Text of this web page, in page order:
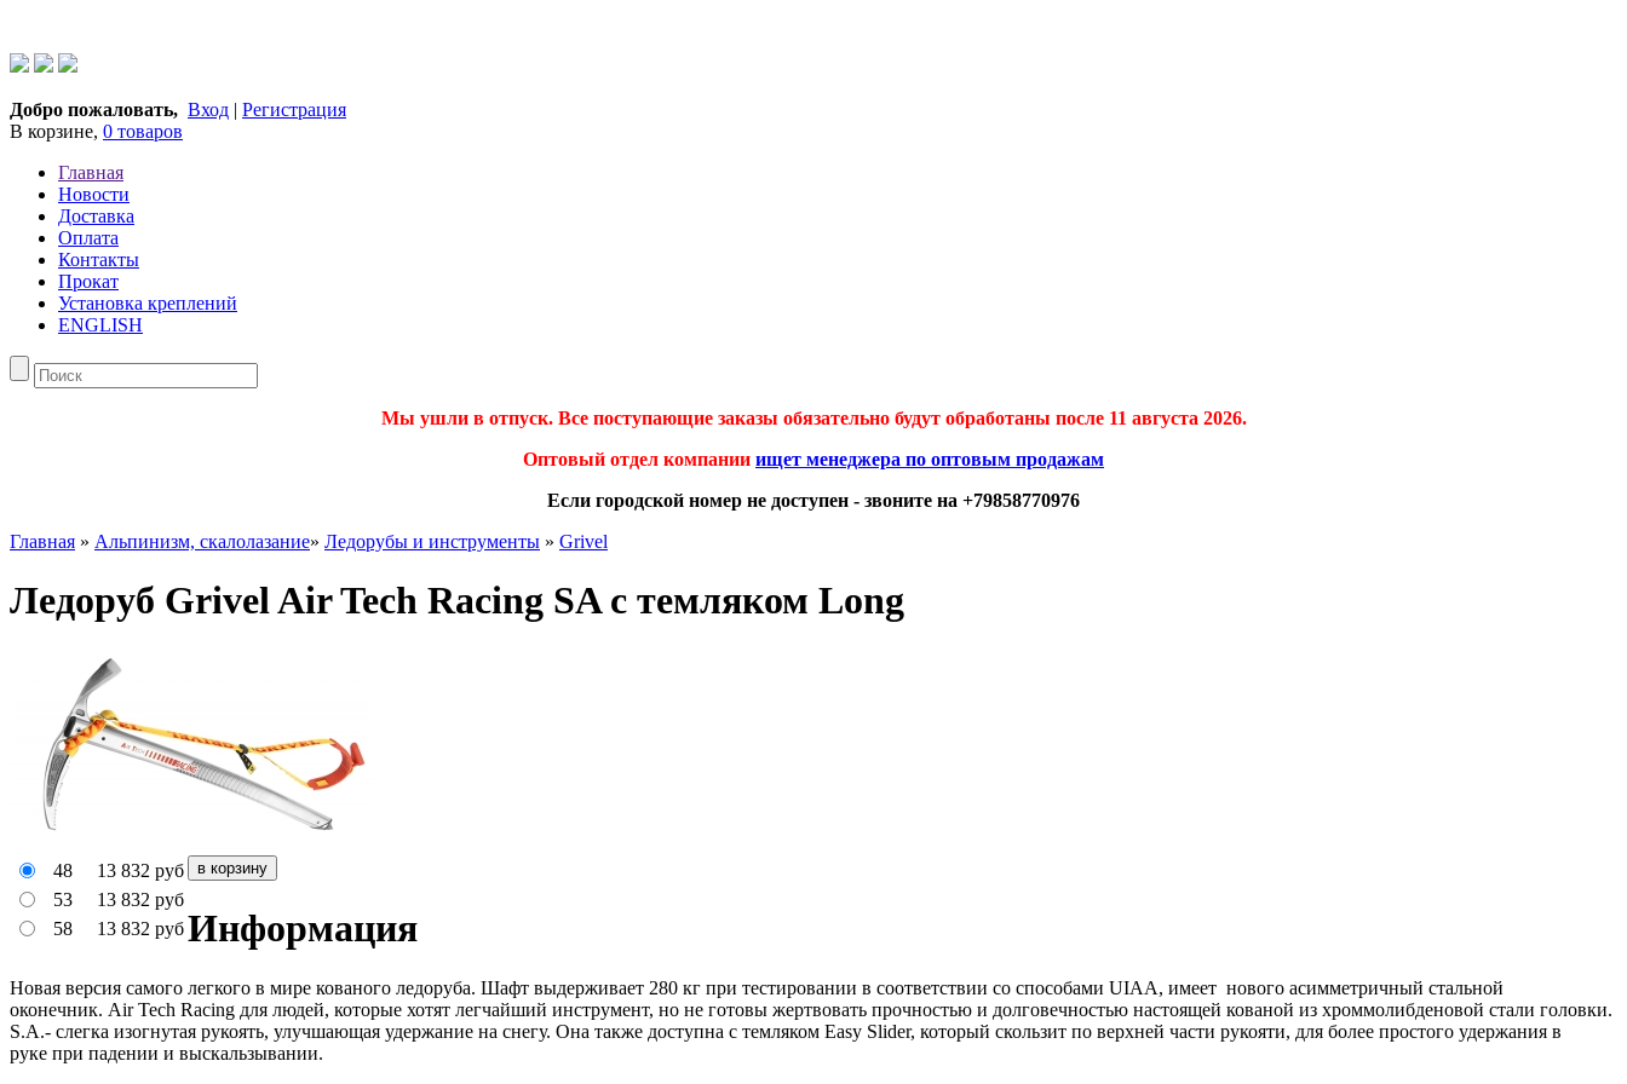
Добро пожаловать, Вход | Регистрация
В корзине, 0 товаров
Главная
Новости
Доставка
Оплата
Контакты
Прокат
Установка креплений
ENGLISH
Мы ушли в отпуск. Все поступающие заказы обязательно будут обработаны после 11 августа 2026.
Оптовый отдел компании ищет менеджера по оптовым продажам
Если городской номер не доступен - звоните на +79858770976
Главная » Альпинизм, скалолазание» Ледорубы и инструменты » Grivel
Ледоруб Grivel Air Tech Racing SA с темляком Long
48 13 832 руб
53
13 832 руб
58
13 832 рубИнформация
Новая версия самого легкого в мире кованого ледоруба. Шафт выдерживает 280 кг при тестировании в соответствии со способами UIAA, имеет нового асимметричный стальной
оконечник. Air Tech Racing для людей, которые хотят легчайший инструмент, но не готовы жертвовать прочностью и долговечностью настоящей кованой из хроммолибденовой стали головки.
S.A.- слегка изогнутая рукоять, улучшающая удержание на снегу. Она также доступна с темляком Easy Slider, который скользит по верхней части рукояти, для более простого удержания в
руке при падении и выскальзывании.